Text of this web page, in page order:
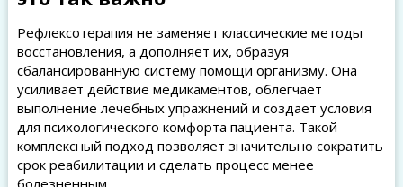
Рефлексотерапия не заменяет классические методы
восстановления, а дополняет их, образуя
сбалансированную систему помощи организму. Она
усиливает действие медикаментов, облегчает
выполнение лечебных упражнений и создает условия
для психологического комфорта пациента. Такой
комплексный подход позволяет значительно сократить
срок реабилитации и сделать процесс менее
болезненным.